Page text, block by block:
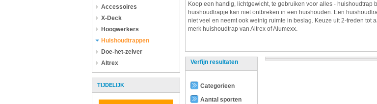
Accessoires
X-Deck
Hoogwerkers
Huishoudtrappen
Doe-het-zelver
Altrex
TIJDELIJK
Koop een handig, lichtgewicht, te gebruiken voor alles - huishoudtrap
huishoudtrapje kan niet ontbreken in een huishouden. Een
niet veel en neemt ook weinig ruimte in beslag. Keuze uit 2-treden tot
merk huishoudtrap van Altrex of Alumexx.
Verfijn resultaten
Categorieen
Aantal sporten